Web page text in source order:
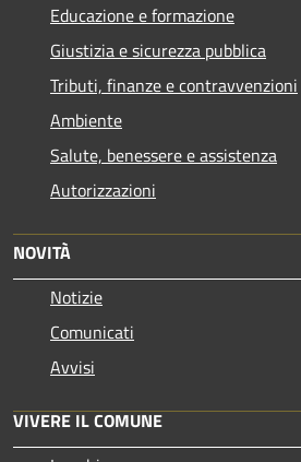
Educazione e formazione
Giustizia e sicurezza pubblica
Tributi, finanze e contravvenzioni
Ambiente
Salute, benessere e assistenza
Autorizzazioni
NOVITÀ
Notizie
Comunicati
Avvisi
VIVERE IL COMUNE